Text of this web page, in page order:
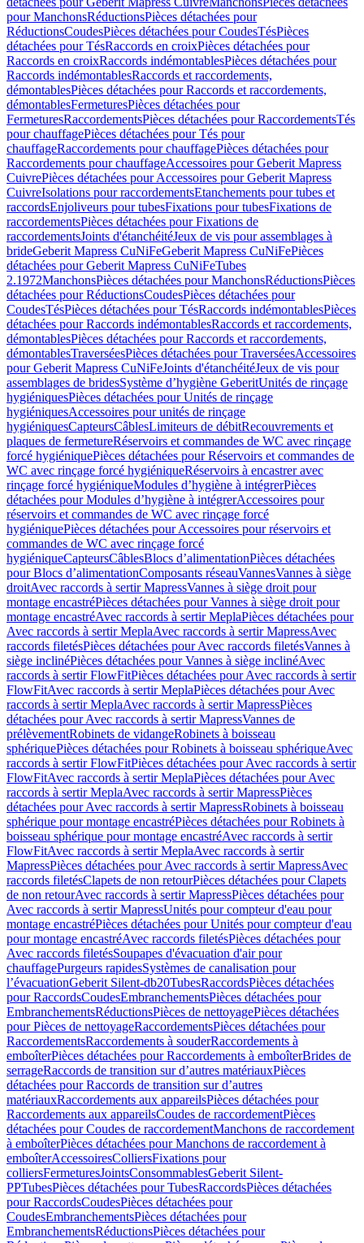
pour ManchonsRéductionsPièces détachées pour
RéductionsCoudesPièces détachées pour CoudesTésPièces
détachées pour TésRaccords en croixPièces détachées pour
Raccords en croixRaccords indémontablesPièces détachées pour
Raccords indémontablesRaccords et raccordements,
démontablesPièces détachées pour Raccords et raccordements,
démontablesFermeturesPièces détachées pour
FermeturesRaccordementsPièces détachées pour RaccordementsTés
pour chauffagePièces détachées pour Tés pour
chauffageRaccordements pour chauffagePièces détachées pour
Raccordements pour chauffageAccessoires pour Geberit Mapress
CuivrePièces détachées pour Accessoires pour Geberit Mapress
CuivreIsolations pour raccordementsEtanchements pour tubes et
raccordsEnjoliveurs pour tubesFixations pour tubesFixations de
raccordementsPièces détachées pour Fixations de
raccordementsJoints d'étanchéitéJeux de vis pour assemblages à
brideGeberit Mapress CuNiFeGeberit Mapress CuNiFePièces
détachées pour Geberit Mapress CuNiFeTubes
2.1972ManchonsPièces détachées pour ManchonsRéductionsPièces
détachées pour RéductionsCoudesPièces détachées pour
CoudesTésPièces détachées pour TésRaccords indémontablesPièces
détachées pour Raccords indémontablesRaccords et raccordements,
démontablesPièces détachées pour Raccords et raccordements,
démontablesTraverséesPièces détachées pour TraverséesAccessoires
pour Geberit Mapress CuNiFeJoints d'étanchéitéJeux de vis pour
assemblages de bridesSystème d’hygiène GeberitUnités de rinçage
hygiéniquesPièces détachées pour Unités de rinçage
hygiéniquesAccessoires pour unités de rinçage
hygiéniquesCapteursCâblesLimiteurs de débitRecouvrements et
plaques de fermetureRéservoirs et commandes de WC avec rinçage
forcé hygiéniquePièces détachées pour Réservoirs et commandes de
WC avec rinçage forcé hygiéniqueRéservoirs à encastrer avec
rinçage forcé hygiéniqueModules d’hygiène à intégrerPièces
détachées pour Modules d’hygiène à intégrerAccessoires pour
réservoirs et commandes de WC avec rinçage forcé
hygiéniquePièces détachées pour Accessoires pour réservoirs et
commandes de WC avec rinçage forcé
hygiéniqueCapteursCâblesBlocs d’alimentationPièces détachées
pour Blocs d’alimentationComposants réseauVannesVannes à siège
droitAvec raccords à sertir MapressVannes à siège droit pour
montage encastréPièces détachées pour Vannes à siège droit pour
montage encastréAvec raccords à sertir MeplaPièces détachées pour
Avec raccords à sertir MeplaAvec raccords à sertir MapressAvec
raccords filetésPièces détachées pour Avec raccords filetésVannes à
siège inclinéPièces détachées pour Vannes à siège inclinéAvec
raccords à sertir FlowFitPièces détachées pour Avec raccords à sertir
FlowFitAvec raccords à sertir MeplaPièces détachées pour Avec
raccords à sertir MeplaAvec raccords à sertir MapressPièces
détachées pour Avec raccords à sertir MapressVannes de
prélèvementRobinets de vidangeRobinets à boisseau
sphériquePièces détachées pour Robinets à boisseau sphériqueAvec
raccords à sertir FlowFitPièces détachées pour Avec raccords à sertir
FlowFitAvec raccords à sertir MeplaPièces détachées pour Avec
raccords à sertir MeplaAvec raccords à sertir MapressPièces
détachées pour Avec raccords à sertir MapressRobinets à boisseau
sphérique pour montage encastréPièces détachées pour Robinets à
boisseau sphérique pour montage encastréAvec raccords à sertir
FlowFitAvec raccords à sertir MeplaAvec raccords à sertir
MapressPièces détachées pour Avec raccords à sertir MapressAvec
raccords filetésClapets de non retourPièces détachées pour Clapets
de non retourAvec raccords à sertir MapressPièces détachées pour
Avec raccords à sertir MapressUnités pour compteur d'eau pour
montage encastréPièces détachées pour Unités pour compteur d'eau
pour montage encastréAvec raccords filetésPièces détachées pour
Avec raccords filetésSoupapes d'évacuation d'air pour
chauffagePurgeurs rapidesSystèmes de canalisation pour
l’évacuationGeberit Silent-db20TubesRaccordsPièces détachées
pour RaccordsCoudesEmbranchementsPièces détachées pour
EmbranchementsRéductionsPièces de nettoyagePièces détachées
pour Pièces de nettoyageRaccordementsPièces détachées pour
RaccordementsRaccordements à souderRaccordements à
emboîterPièces détachées pour Raccordements à emboîterBrides de
serrageRaccords de transition sur d’autres matériauxPièces
détachées pour Raccords de transition sur d’autres
matériauxRaccordements aux appareilsPièces détachées pour
Raccordements aux appareilsCoudes de raccordementPièces
détachées pour Coudes de raccordementManchons de raccordement
à emboîterPièces détachées pour Manchons de raccordement à
emboîterAccessoiresColliersFixations pour
colliersFermeturesJointsConsommablesGeberit Silent-
PPTubesPièces détachées pour TubesRaccordsPièces détachées
pour RaccordsCoudesPièces détachées pour
CoudesEmbranchementsPièces détachées pour
EmbranchementsRéductionsPièces détachées pour